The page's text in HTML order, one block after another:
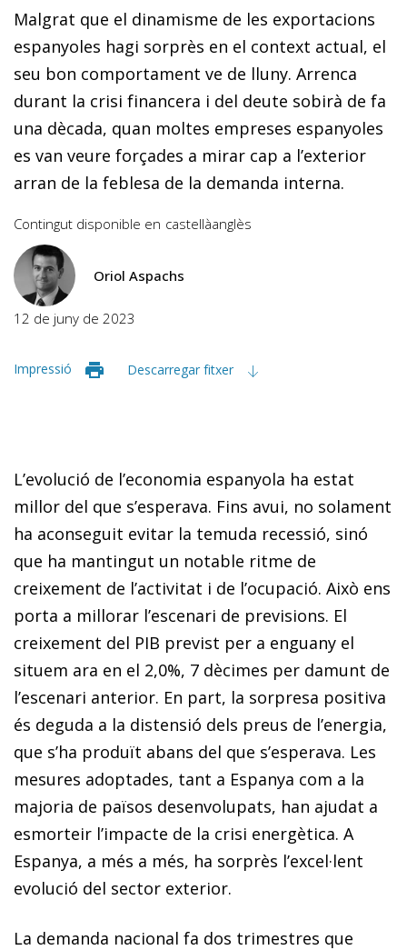
Malgrat que el dinamisme de les exportacions
espanyoles hagi sorprès en el context actual, el
seu bon comportament ve de lluny. Arrenca
durant la crisi financera i del deute sobirà de fa
una dècada, quan moltes empreses espanyoles
es van veure forçades a mirar cap a l’exterior
arran de la feblesa de la demanda interna.
Contingut disponible en castellàanglès
Oriol Aspachs
12 de juny de 2023
Impressió Descarregar fitxer
L’evolució de l’economia espanyola ha estat
millor del que s’esperava. Fins avui, no solament
ha aconseguit evitar la temuda recessió, sinó
que ha mantingut un notable ritme de
creixement de l’activitat i de l’ocupació. Això ens
porta a millorar l’escenari de previsions. El
creixement del PIB previst per a enguany el
situem ara en el 2,0%, 7 dècimes per damunt de
l’escenari anterior. En part, la sorpresa positiva
és deguda a la distensió dels preus de l’energia,
que s’ha produït abans del que s’esperava. Les
mesures adoptades, tant a Espanya com a la
majoria de països desenvolupats, han ajudat a
esmorteir l’impacte de la crisi energètica. A
Espanya, a més a més, ha sorprès l’excel·lent
evolució del sector exterior.
La demanda nacional fa dos trimestres que